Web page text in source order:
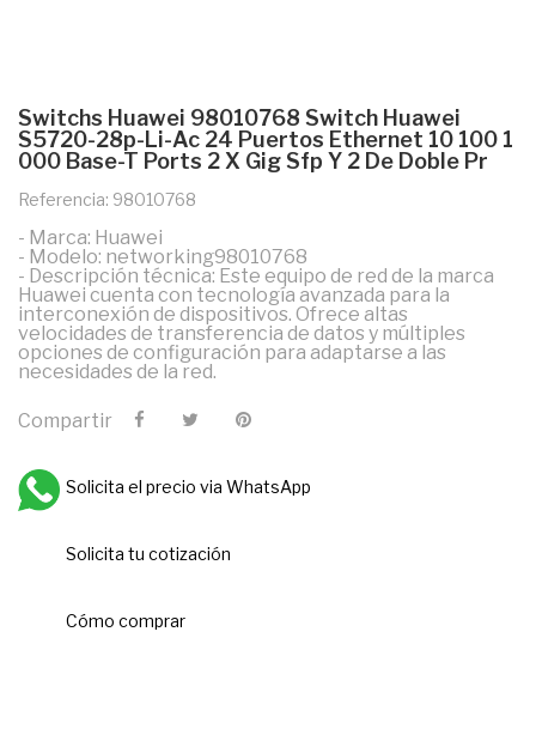
Switchs Huawei 98010768 Switch Huawei
S5720-28p-Li-Ac 24 Puertos Ethernet 10 100 1
000 Base-T Ports 2 X Gig Sfp Y 2 De Doble Pr
Referencia: 98010768
- Marca: Huawei
- Modelo: networking98010768
- Descripción técnica: Este equipo de red de la marca
Huawei cuenta con tecnología avanzada para la
interconexión de dispositivos. Ofrece altas
velocidades de transferencia de datos y múltiples
opciones de configuración para adaptarse a las
necesidades de la red.
Compartir
Solicita el precio via WhatsApp
Solicita tu cotización
Cómo comprar